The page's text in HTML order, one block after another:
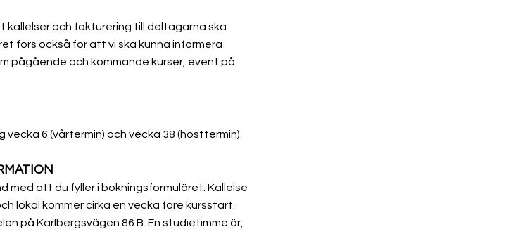
kallelser och fakturering till deltagarna ska
förs också för att vi ska kunna informera
pågående och kommande kurser, event på
vecka 6 (vårtermin) och vecka 38 (hösttermin).
med att du fyller i bokningsformuläret. Kallelse
lokal kommer cirka en vecka före kursstart.
på Karlbergsvägen 86 B. En studietimme är,